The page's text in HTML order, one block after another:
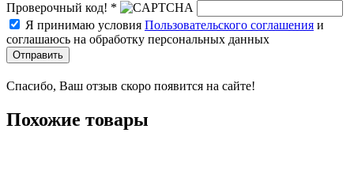
Проверочный код! *
Я принимаю условия Пользовательского соглашения и
соглашаюсь на обработку персональных данных
Отправить
Спасибо, Ваш отзыв скоро появится на сайте!
Похожие товары